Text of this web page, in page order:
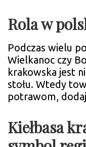
Rola w
Podczas wielu
Wielkanoc czy
krakowska jest
stołu. Wtedy
potrawom,
Kiełbasa